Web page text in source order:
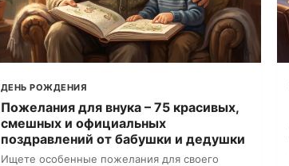
ДЕНЬ РОЖДЕНИЯ
Пожелания для внука – 75 красивых,
смешных и официальных
поздравлений от бабушки и дедушки
Ищете особенные пожелания для своего